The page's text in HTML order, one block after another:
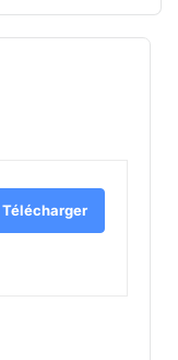
Télécharger